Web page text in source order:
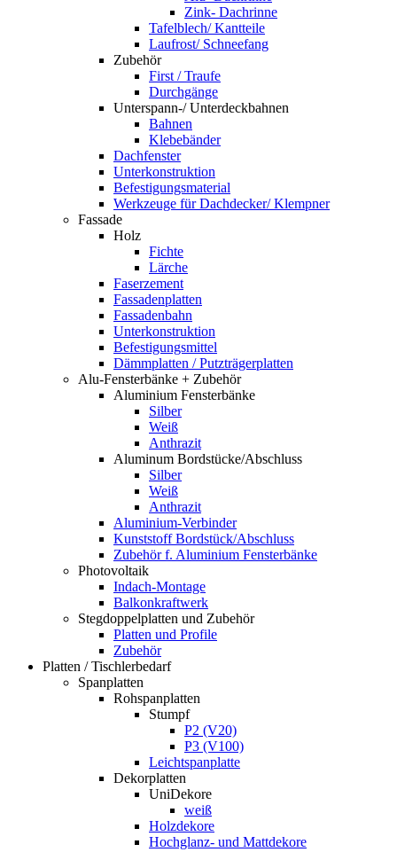
Zink- Dachrinne
Tafelblech/ Kantteile
Laufrost/ Schneefang
Zubehör
First / Traufe
Durchgänge
Unterspann-/ Unterdeckbahnen
Bahnen
Klebebänder
Dachfenster
Unterkonstruktion
Befestigungsmaterial
Werkzeuge für Dachdecker/ Klempner
Fassade
Holz
Fichte
Lärche
Faserzement
Fassadenplatten
Fassadenbahn
Unterkonstruktion
Befestigungsmittel
Dämmplatten / Putzträgerplatten
Alu-Fensterbänke + Zubehör
Aluminium Fensterbänke
Silber
Weiß
Anthrazit
Aluminum Bordstücke/Abschluss
Silber
Weiß
Anthrazit
Aluminium-Verbinder
Kunststoff Bordstück/Abschluss
Zubehör f. Aluminium Fensterbänke
Photovoltaik
Indach-Montage
Balkonkraftwerk
Stegdoppelplatten und Zubehör
Platten und Profile
Zubehör
Platten / Tischlerbedarf
Spanplatten
Rohspanplatten
Stumpf
P2 (V20)
P3 (V100)
Leichtspanplatte
Dekorplatten
UniDekore
weiß
Holzdekore
Hochglanz- und Mattdekore